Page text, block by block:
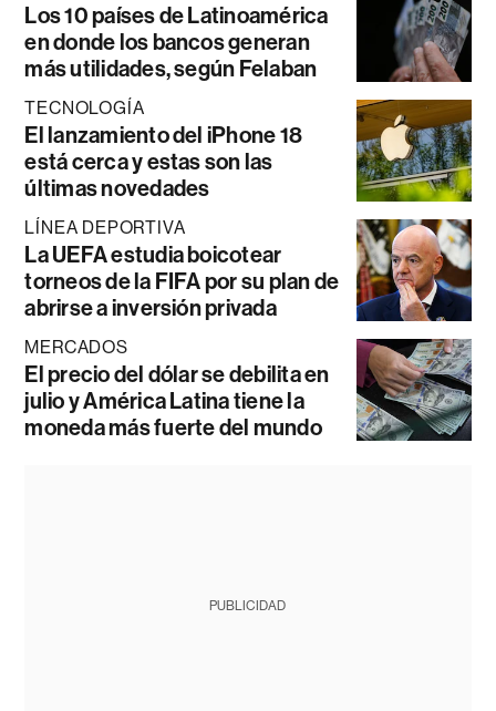
Los 10 países de Latinoamérica
en donde los bancos generan
más utilidades, según Felaban
TECNOLOGÍA
El lanzamiento del iPhone 18
está cerca y estas son las
últimas novedades
LÍNEA DEPORTIVA
La UEFA estudia boicotear
torneos de la FIFA por su plan de
abrirse a inversión privada
MERCADOS
El precio del dólar se debilita en
julio y América Latina tiene la
moneda más fuerte del mundo
PUBLICIDAD